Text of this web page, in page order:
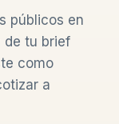
públicos en
de tu brief
como
a